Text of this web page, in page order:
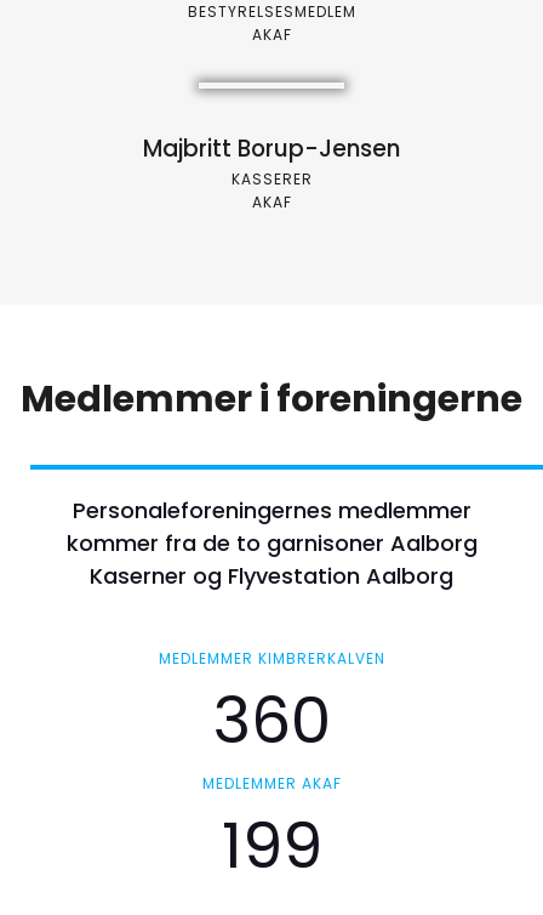
BESTYRELSESMEDLEM
AKAF
Majbritt Borup-Jensen
KASSERER
AKAF
Medlemmer i foreningerne
Personaleforeningernes medlemmer
kommer fra de to garnisoner Aalborg
Kaserner og Flyvestation Aalborg
MEDLEMMER KIMBRERKALVEN
360
MEDLEMMER AKAF
199